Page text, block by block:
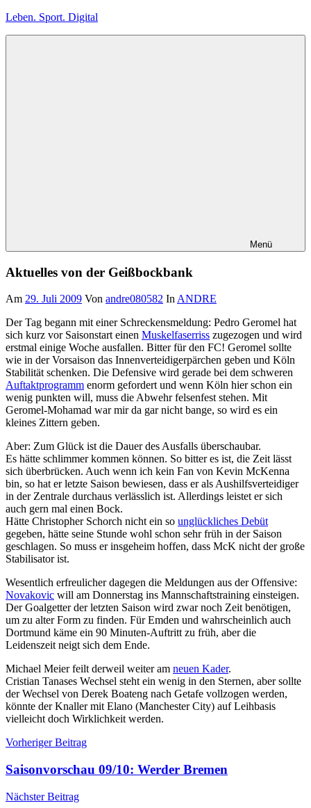
Zum
Leben. Sport. Digital
Menü
Aktuelles von der Geißbockbank
Am 29. Juli 2009 Von andre080582 InANDRE
Der Tag begann mit einer Schreckensmeldung: Pedro Geromel hat
sich kurz vor Saisonstart einen Muskelfaserriss zugezogen und wird
erstmal einige Woche ausfallen. Bitter für den FC! Geromel sollte
wie in der Vorsaison das Innenverteidigerpärchen geben und Köln
Stabilität schenken. Die Defensive wird gerade bei dem schweren
Auftaktprogramm enorm gefordert und wenn Köln hier schon ein
wenig punkten will, muss die Abwehr felsenfest stehen. Mit
Geromel-Mohamad war mir da gar nicht bange, so wird es ein
kleines Zittern geben.
Aber: Zum Glück ist die Dauer des Ausfalls überschaubar.
Es hätte schlimmer kommen können. So bitter es ist, die Zeit lässt
sich überbrücken. Auch wenn ich kein Fan von Kevin McKenna
bin, so hat er letzte Saison bewiesen, dass er als Aushilfsverteidiger
in der Zentrale durchaus verlässlich ist. Allerdings leistet er sich
auch gern mal einen Bock.
Hätte Christopher Schorch nicht ein so unglückliches Debüt
gegeben, hätte seine Stunde wohl schon sehr früh in der Saison
geschlagen. So muss er insgeheim hoffen, dass McK nicht der große
Stabilisator ist.
Wesentlich erfreulicher dagegen die Meldungen aus der Offensive:
Novakovic will am Donnerstag ins Mannschaftstraining einsteigen.
Der Goalgetter der letzten Saison wird zwar noch Zeit benötigen,
um zu alter Form zu finden. Für Emden und wahrscheinlich auch
Dortmund käme ein 90 Minuten-Auftritt zu früh, aber die
Leidenszeit neigt sich dem Ende.
Michael Meier feilt derweil weiter am neuen Kader.
Cristian Tanases Wechsel steht ein wenig in den Sternen, aber sollte
der Wechsel von Derek Boateng nach Getafe vollzogen werden,
könnte der Knaller mit Elano (Manchester City) auf Leihbasis
vielleicht doch Wirklichkeit werden.
Beitragsnavigation
Vorheriger Beitrag
Saisonvorschau 09/10: Werder Bremen
Nächster Beitrag